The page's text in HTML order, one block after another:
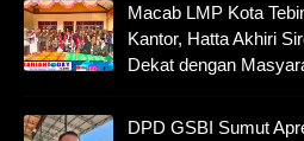
Macab LMP Kota
Kantor, Hatta Akhiri
Dekat dengan
DPD GSBI Sumut